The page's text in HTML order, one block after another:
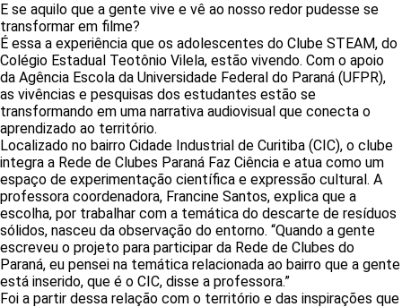
E se aquilo que a gente vive e vê ao nosso redor pudesse se
transformar em filme?
É essa a experiência que os adolescentes do Clube STEAM, do
Colégio Estadual Teotônio Vilela, estão vivendo. Com o apoio
da Agência Escola da Universidade Federal do Paraná (UFPR),
as vivências e pesquisas dos estudantes estão se
transformando em uma narrativa audiovisual que conecta o
aprendizado ao território.
Localizado no bairro Cidade Industrial de Curitiba (CIC), o clube
integra a Rede de Clubes Paraná Faz Ciência e atua como um
espaço de experimentação científica e expressão cultural. A
professora coordenadora, Francine Santos, explica que a
escolha, por trabalhar com a temática do descarte de resíduos
sólidos, nasceu da observação do entorno. “Quando a gente
escreveu o projeto para participar da Rede de Clubes do
Paraná, eu pensei na temática relacionada ao bairro que a gente
está inserido, que é o CIC, disse a professora.”
Foi a partir dessa relação com o território e das inspirações que